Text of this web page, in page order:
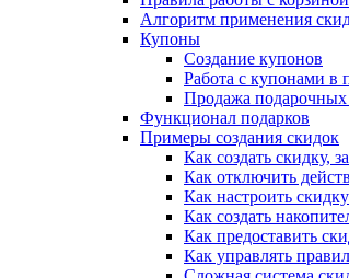
Алгоритм применения
Купоны
Создание купонов
Работа с купонами в
Продажа подарочных
Функционал подарков
Примеры создания скидок
Как создать скидку,
Как отключить
Как настроить
Как создать
Как предоставить
Как управлять